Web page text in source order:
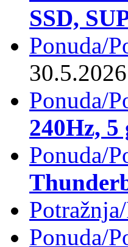
SSD,
Ponuda/
30.5.2026
Ponuda/
240Hz,
Ponuda/
Ponuda/